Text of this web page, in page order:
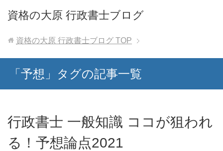
資格の大原 行政書士ブログ
資格の大原 行政書士ブログ TOP
「予想」タグの記事一覧
行政書士 一般知識 ココが狙われ
る！予想論点2021